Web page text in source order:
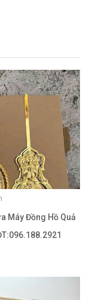
Máy Đồng Hồ Quả